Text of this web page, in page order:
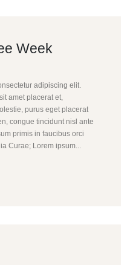
Week
adipiscing elit.
amet placerat et,
purus eget placerat
congue tincidunt nisl ante
primis in faucibus orci
Curae; Lorem ipsum...